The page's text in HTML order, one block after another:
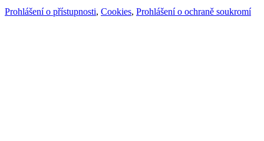
Prohlášení o přístupnosti, Cookies, Prohlášení o ochraně soukromí